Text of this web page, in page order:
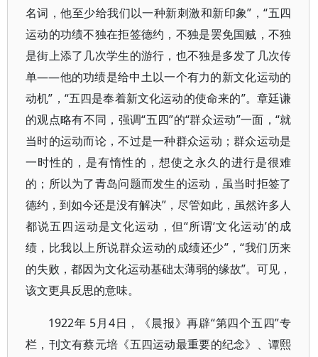
名词，他至少给我们以一种新刺激和新印象”，“五四
运动的功绩不独在拒签德约，不独是罢免国贼，不独
是街上添了几次学生的游行，也不独是多发了几次传
单——他的功绩是给中土以一个有力的新文化运动的
动机”，“五四是奉着新文化运动的使命来的”。章廷谦
的观点略有不同，强调“五四”的“群众运动”一面，“就
当时的运动而论，不过是一种群众运动；群众运动是
一时性的，是有惰性的，想使之永久的进行是很难
的；所以为了青岛问题而发生的运动，虽当时拒签了
德约，到如今还是没有解决”，尽管如此，虽然许多人
都说五四运动是文化运动，但“所谓‘文化运动’的成
绩，比我以上所说群众运动的成绩还少”，“我们历来
的失败，都因为文化运动基础太薄弱的缘故”。可见，
该文更具反思的意味。
1922年 5月4日，《晨报》再辟“第四个五四”专
栏，刊文有蔡元培《五四运动最重要的纪念》、谭熙